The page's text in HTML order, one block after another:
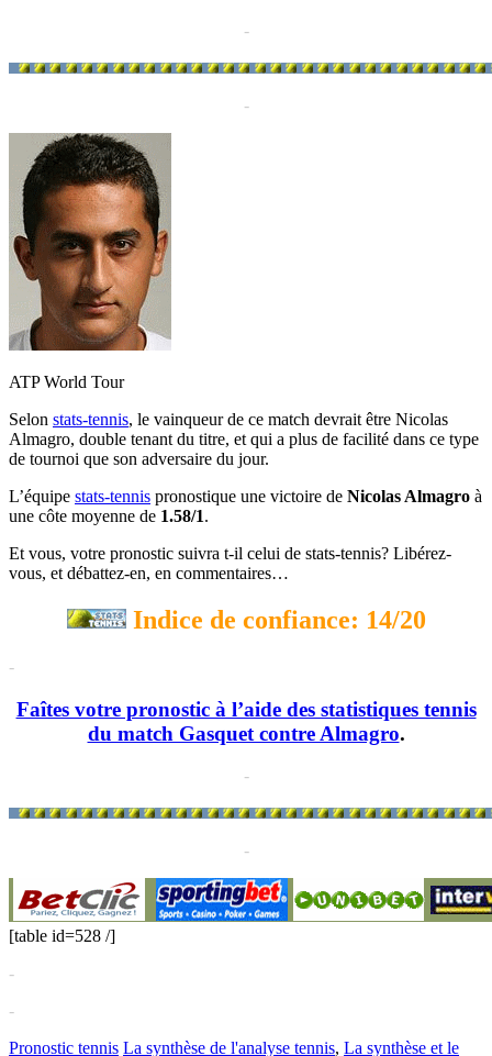
-
-
ATP World Tour
Selon stats-tennis, le vainqueur de ce match devrait être Nicolas
Almagro, double tenant du titre, et qui a plus de facilité dans ce type
de tournoi que son adversaire du jour.
L’équipe stats-tennis pronostique une victoire de Nicolas Almagro à
une côte moyenne de 1.58/1.
Et vous, votre pronostic suivra t-il celui de stats-tennis? Libérez-
vous, et débattez-en, en commentaires…
Indice de confiance: 14/20
-
Faîtes votre pronostic à l’aide des statistiques tennis
du match Gasquet contre Almagro.
-
-
[table id=528 /]
-
-
Pronostic tennis La synthèse de l'analyse tennis, La synthèse et le